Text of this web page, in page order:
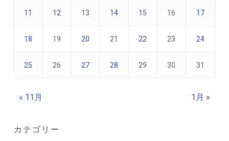
11 12 13 14 15 16 17
18 19 20 21 22 23 24
25 26 27 28 29 30 31
« 11月 1月 »
カテゴリー